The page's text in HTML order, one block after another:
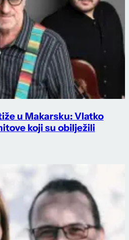
u Makarsku: Vlatko
koji su obilježili